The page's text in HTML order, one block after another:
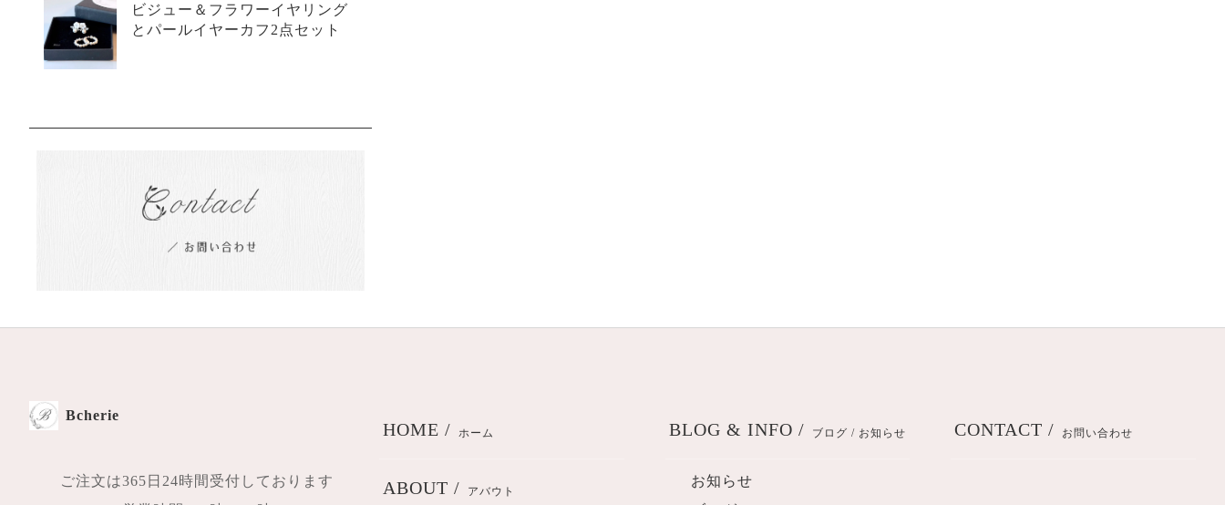
ビジュー＆フラワーイヤリング
とパールイヤーカフ2点セット
Bcherie
ご注文は365日24時間受付しております
HOME / ホーム
ABOUT / アバウト
BLOG & INFO / ブログ / お知らせ
お知らせ
CONTACT / お問い合わせ